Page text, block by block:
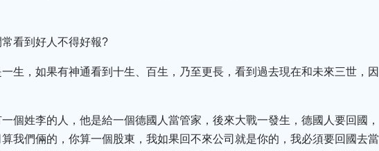
看到好人不得好報?
生，如果有神通看到十生、百生，乃至更長，看到過去現在和未來三世，因
個姓李的人，他是給一個德國人當管家，後來大戰一發生，德國人要回國，
我們倆的，你算一個股東，我如果回不來公司就是你的，我必須要回國去當